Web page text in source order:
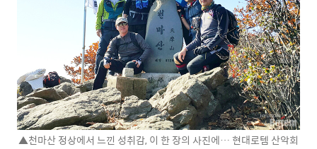
▲천마산 정상에서 느낀 성취감, 이 한 장의 사진에… 현대로템 산악회